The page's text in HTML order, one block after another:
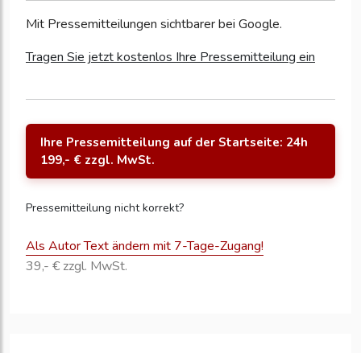
Mit Pressemitteilungen sichtbarer bei Google.
Tragen Sie jetzt kostenlos Ihre Pressemitteilung ein
Ihre Pressemitteilung auf der Startseite: 24h
199,- € zzgl. MwSt.
Pressemitteilung nicht korrekt?
Als Autor Text ändern mit 7-Tage-Zugang!
39,- € zzgl. MwSt.